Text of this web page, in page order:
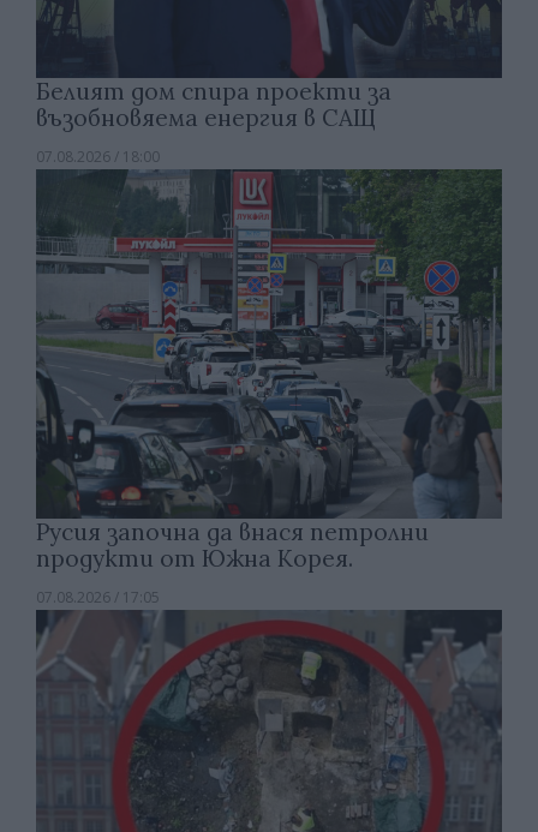
Белият дом спира проекти за
възобновяема енергия в САЩ
07.08.2026 / 18:00
Русия започна да внася петролни
продукти от Южна Корея.
07.08.2026 / 17:05